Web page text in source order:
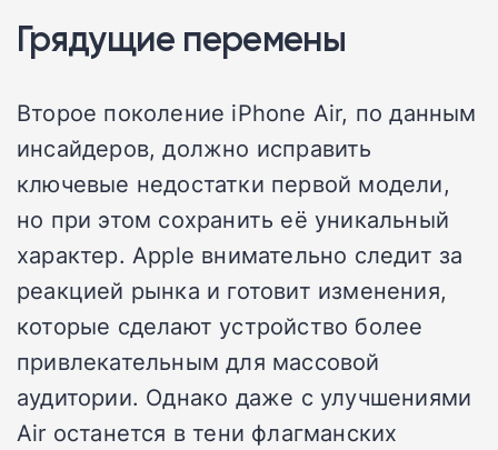
Грядущие перемены
Второе поколение iPhone Air, по данным
инсайдеров, должно исправить
ключевые недостатки первой модели,
но при этом сохранить её уникальный
характер. Apple внимательно следит за
реакцией рынка и готовит изменения,
которые сделают устройство более
привлекательным для массовой
аудитории. Однако даже с улучшениями
Air останется в тени флагманских